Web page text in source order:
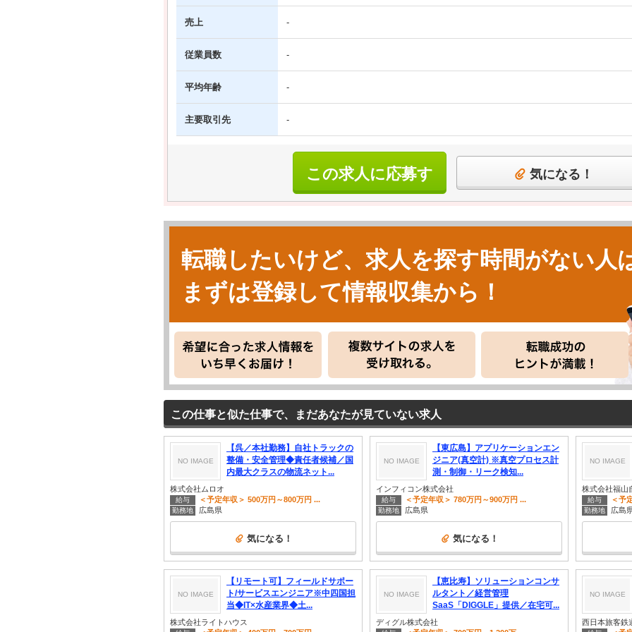
売上 -
従業員数 -
平均年齢 -
主要取引先 -
この求人に応募す
気になる！
転職したいけど、求人を探す時間がない人
まずは登録して情報収集から！
この仕事と似た仕事で、まだあなたが見ていない求人
NO IMAGE
【呉／本社勤務】自社トラックの
整備・安全管理◆責任者候補／国
内最大クラスの物流ネット...
株式会社ムロオ
給与 ＜予定年収＞ 500万円～800万円 ...
勤務地 広島県
気になる！
NO IMAGE
【東広島】アプリケーションエン
ジニア(真空計) ※真空プロセス計
測・制御・リーク検知...
インフィコン株式会社
給与 ＜予定年収＞ 780万円～900万円 ...
勤務地 広島県
気になる！
NO IMAGE
株式会社福山
給与 ＜予
勤務地 広島
NO IMAGE
【リモート可】フィールドサポー
ト/サービスエンジニア※中四国担
当◆IT×水産業界◆土...
株式会社ライトハウス
NO IMAGE
【恵比寿】ソリューションコンサ
ルタント／経営管理
SaaS「DIGGLE」提供／在宅可...
ディグル株式会社
NO IMAGE
西日本旅客鉄